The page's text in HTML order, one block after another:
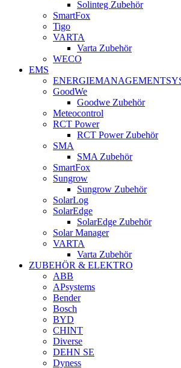
Solinteg Zubehör
SmartFox
Tigo
VARTA
Varta Zubehör
WECO
EMS
GoodWe
Goodwe Zubehör
Meteocontrol
RCT Power
RCT Power Zubehör
SMA
SMA Zubehör
SmartFox
Sungrow
Sungrow Zubehör
SolarLog
SolarEdge
SolarEdge Zubehör
Solar Manager
VARTA
Varta Zubehör
ZUBEHÖR & ELEKTRO
ABB
APsystems
Bender
Bosch
BYD
CHINT
Diverse
DEHN SE
Dyness